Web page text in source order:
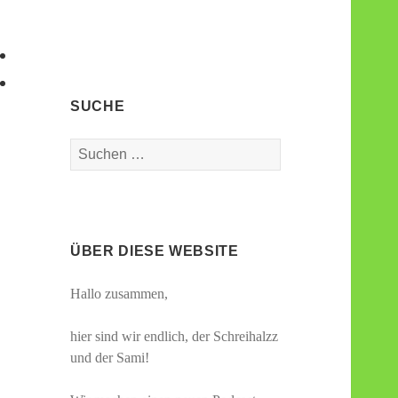
SUCHE
Suchen
nach:
ÜBER DIESE WEBSITE
Hallo zusammen,
hier sind wir endlich, der Schreihalzz
und der Sami!